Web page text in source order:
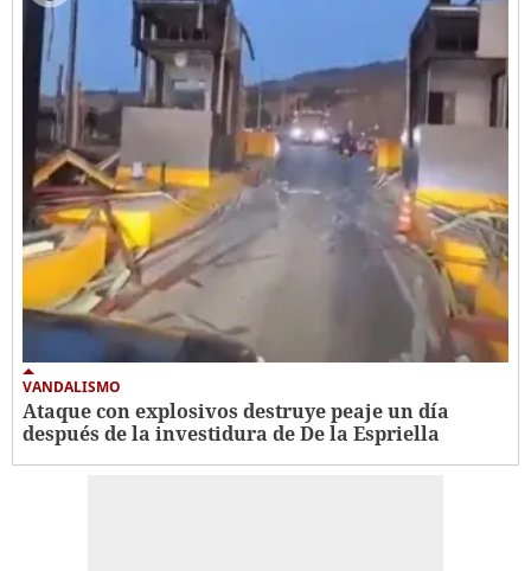
VANDALISMO
Ataque con explosivos destruye peaje un día
después de la investidura de De la Espriella